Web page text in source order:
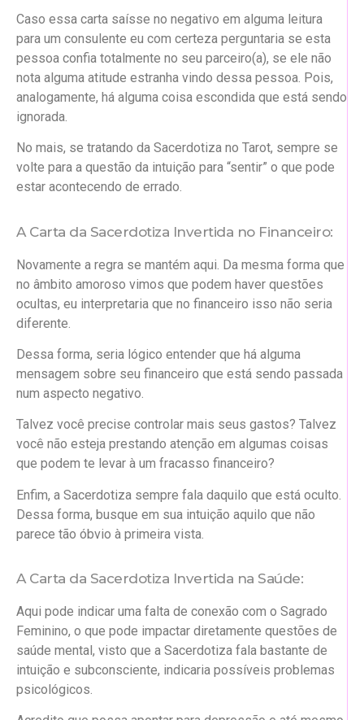
Caso essa carta saísse no negativo em alguma leitura
para um consulente eu com certeza perguntaria se esta
pessoa confia totalmente no seu parceiro(a), se ele não
nota alguma atitude estranha vindo dessa pessoa. Pois,
analogamente, há alguma coisa escondida que está sendo
ignorada.
No mais, se tratando da Sacerdotiza no Tarot, sempre se
volte para a questão da intuição para “sentir” o que pode
estar acontecendo de errado.
A Carta da Sacerdotiza Invertida no Financeiro:
Novamente a regra se mantém aqui. Da mesma forma que
no âmbito amoroso vimos que podem haver questões
ocultas, eu interpretaria que no financeiro isso não seria
diferente.
Dessa forma, seria lógico entender que há alguma
mensagem sobre seu financeiro que está sendo passada
num aspecto negativo.
Talvez você precise controlar mais seus gastos? Talvez
você não esteja prestando atenção em algumas coisas
que podem te levar à um fracasso financeiro?
Enfim, a Sacerdotiza sempre fala daquilo que está oculto.
Dessa forma, busque em sua intuição aquilo que não
parece tão óbvio à primeira vista.
A Carta da Sacerdotiza Invertida na Saúde:
Aqui pode indicar uma falta de conexão com o Sagrado
Feminino, o que pode impactar diretamente questões de
saúde mental, visto que a Sacerdotiza fala bastante de
intuição e subconsciente, indicaria possíveis problemas
psicológicos.